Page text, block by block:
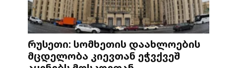
რუსეთი: სომხეთის დაახლოების
მცდელობა კიევთან ეჭვქვეშ